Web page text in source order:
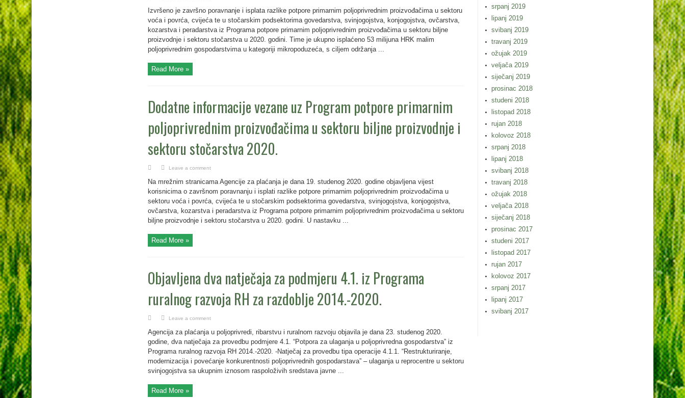
Izvršeno je završno poravnanje i isplata razlike potpore primarnim poljoprivrednim proizvođačima u sektoru
voća i povrća, cvijeća te u stočarskim podsektorima govedarstva, svinjogojstva, konjogojstva, ovčarstva,
kozarstva i peradarstva iz Programa potpore primarnim poljoprivrednim proizvođačima u sektoru biljne
proizvodnje i sektoru stočarstva u 2020. godini. Time je ukupno isplaćeno 53 milijuna HRK malim
poljoprivrednim gospodarstvima u kategoriji mikropoduzeća, s ciljem održanja ...
Read More »
Dodatne informacije vezane uz Program potpore primarnim
poljoprivrednim proizvođačima u sektoru biljne proizvodnje i
sektoru stočarstva 2020.
Leave a comment
Na mrežnim stranicama Agencije za plaćanja je dana 19. studenog 2020. godine objavljena vijest
korisnicima o završnom poravnanju i isplati razlike potpore primarnim poljoprivrednim proizvođačima u
sektoru voća i povrća, cvijeća te u stočarskim podsektorima govedarstva, svinjogojstva, konjogojstva,
ovčarstva, kozarstva i peradarstva iz Programa potpore primarnim poljoprivrednim proizvođačima u sektoru
biljne proizvodnje i sektoru stočarstva u 2020. godini. U nastavku ...
Read More »
Objavljena dva natječaja za podmjeru 4.1. iz Programa
ruralnog razvoja RH za razdoblje 2014.-2020.
Leave a comment
Agencija za plaćanja u poljoprivredi, ribarstvu i ruralnom razvoju objavila je dana 23. studenog 2020.
godine, dva natječaja za provedbu podmjere 4.1. “Potpora za ulaganja u poljoprivredna gospodarstva” iz
Programa ruralnog razvoja RH 2014.-2020. -Natječaj za provedbu tipa operacije 4.1.1. “Restrukturiranje,
modernizacija i povećanje konkurentnosti poljoprivrednih gospodarstava” – ulaganja u reprocentre u sektoru
svinjogojstva sa ukupnim iznosom raspoloživih sredstava javne ...
Read More »
srpanj 2019
lipanj 2019
svibanj 2019
travanj 2019
ožujak 2019
veljača 2019
siječanj 2019
prosinac 2018
studeni 2018
listopad 2018
rujan 2018
kolovoz 2018
srpanj 2018
lipanj 2018
svibanj 2018
travanj 2018
ožujak 2018
veljača 2018
siječanj 2018
prosinac 2017
studeni 2017
listopad 2017
rujan 2017
kolovoz 2017
srpanj 2017
lipanj 2017
svibanj 2017